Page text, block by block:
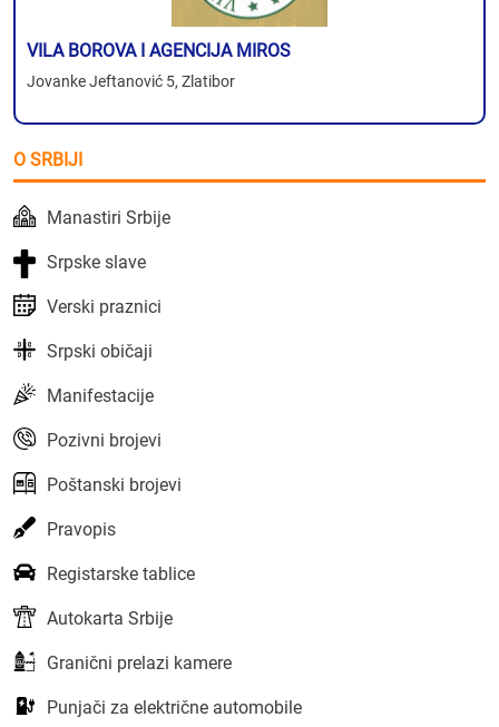
VILA BOROVA I AGENCIJA MIROS
Jovanke Jeftanović 5, Zlatibor
O SRBIJI
Manastiri Srbije
Srpske slave
Verski praznici
Srpski običaji
Manifestacije
Pozivni brojevi
Poštanski brojevi
Pravopis
Registarske tablice
Autokarta Srbije
Granični prelazi kamere
Punjači za električne automobile